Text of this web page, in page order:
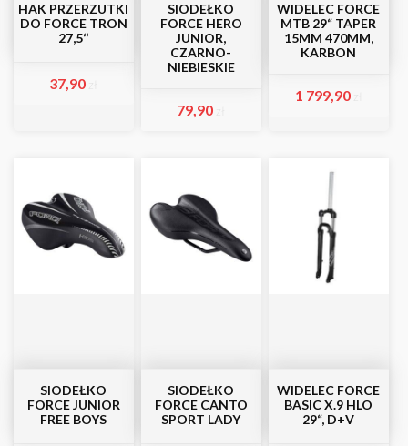
HAK PRZERZUTKI
DO FORCE TRON
27,5‘‘
37,90
SIODEŁKO
FORCE HERO
JUNIOR,
CZARNO-
NIEBIESKIE
79,90
WIDELEC FORCE
MTB 29“ TAPER
15MM 470MM,
KARBON
1 799,90
SIODEŁKO
FORCE JUNIOR
FREE BOYS
SIODEŁKO
FORCE CANTO
SPORT LADY
WIDELEC FORCE
BASIC X.9 HLO
29“, D+V